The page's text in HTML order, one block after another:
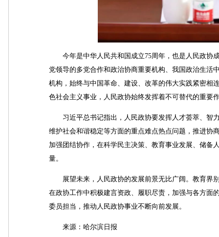
今年是中华人民共和国成立75周年，也是人民政协成
党领导的多党合作和政治协商重要机构、我国政治生活
机构，始终与中国革命、建设、改革的伟大实践紧密相
色社会主义事业，人民政协始终发挥着不可替代的重要
习近平总书记指出，人民政协要发挥人才荟萃、智
维护社会和谐稳定等方面的重点难点热点问题，推进协
加强团结协作，在科学民主决策、教育事业发展、储备
量。
展望未来，人民政协的发展前景无比广阔。教育界
在政协工作中积极建言资政、履职尽责，加强与各方面
委员担当，推动人民政协事业不断向前发展。
来源：哈尔滨日报